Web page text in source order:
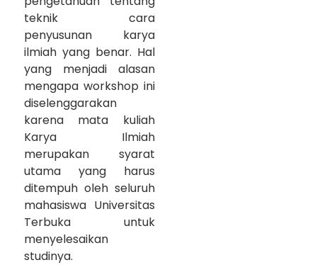
teknik cara
penyusunan karya
ilmiah yang benar. Hal
yang menjadi alasan
mengapa workshop ini
diselenggarakan
karena mata kuliah
Karya Ilmiah
merupakan syarat
utama yang harus
ditempuh oleh seluruh
mahasiswa Universitas
Terbuka untuk
menyelesaikan
studinya.